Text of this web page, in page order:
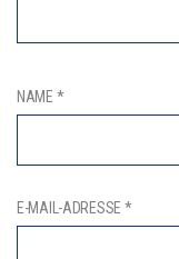
NAME *
E-MAIL-ADRESSE *